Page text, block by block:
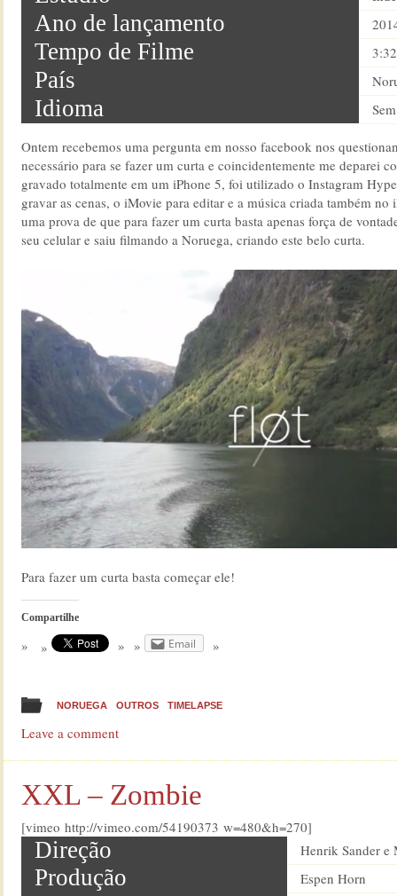
Ano de lançamento
Tempo de Filme 3:32
País
Idioma
Ontem recebemos uma pergunta em nosso facebook nos
necessário para se fazer um curta e coincidentemente me deparei
gravado totalmente em um iPhone 5, foi utilizado o Instagram
gravar as cenas, o iMovie para editar e a música criada também no
uma prova de que para fazer um curta basta apenas força de
seu celular e saiu filmando a Noruega, criando este belo curta.
Para fazer um curta basta começar ele!
Compartilhe
Email
NORUEGA OUTROS TIMELAPSE
Leave a comment
XXL – Zombie
[vimeo http://vimeo.com/54190373 w=480&h=270]
Direção Henrik Sander e
Produção Espen Horn